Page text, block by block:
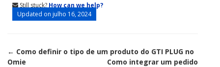
Still stuck? How can we help?
Updated on julho 16, 2024
Doc
← Como definir o tipo de um produto do GTI PLUG no
Omie
Como integrar um pedido